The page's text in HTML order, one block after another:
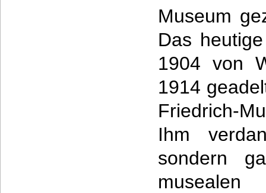
Museum
Das
1904 von
1914
Friedrich-
Ihm
sondern